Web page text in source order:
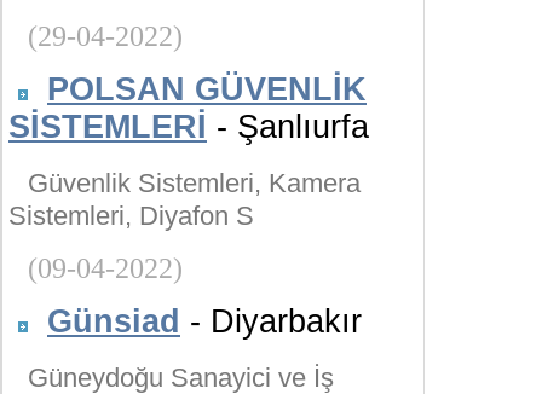
(29-04-2022)
POLSAN GÜVENLİK
SİSTEMLERİ - Şanlıurfa
Güvenlik Sistemleri, Kamera
Sistemleri, Diyafon S
(09-04-2022)
Günsiad - Diyarbakır
Güneydoğu Sanayici ve İş